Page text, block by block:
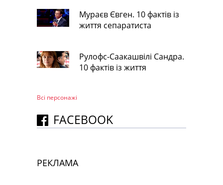
Мураєв Євген. 10 фактів із
життя сепаратиста
Рулофс-Саакашвілі Сандра.
10 фактів із життя
Всі персонажi
FACEBOOK
РЕКЛАМА